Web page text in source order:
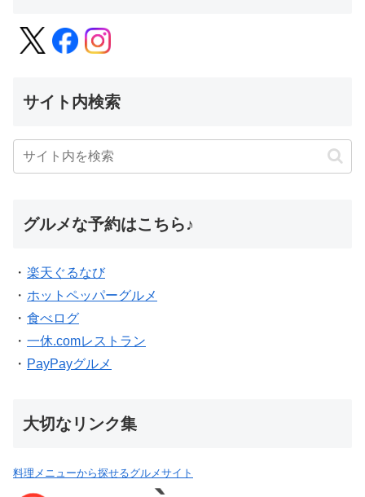
サイト内検索
グルメな予約はこちら♪
・ 楽天ぐるなび
・ ホットペッパーグルメ
・ 食べログ
・ 一休.comレストラン
・ PayPayグルメ
大切なリンク集
料理メニューから探せるグルメサイト